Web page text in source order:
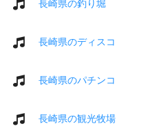
長崎県の釣り堀
長崎県のディスコ
長崎県のパチンコ
長崎県の観光牧場